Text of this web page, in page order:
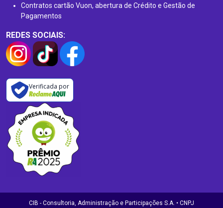
Contratos cartão Vuon, abertura de Crédito e Gestão de
Pagamentos
REDES SOCIAIS:
Verificada por
CIB - Consultoria, Administração e Participações S.A. • CNPJ